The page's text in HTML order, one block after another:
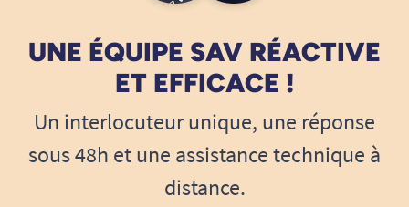
hypoallergénique.
Technologie Cotton Feel
: pour un contact
plus agréable avec la peau.
Film de base imperméable
: protège
parfaitement matelas, fauteuils, draps ou
housses contre l’humidité.
: sécurité même pour les
UNE ÉQUIPE SAV RÉACTIVE
ET EFFICACE !
Un interlocuteur unique, une réponse
sous 48h et une assistance technique à
distance.